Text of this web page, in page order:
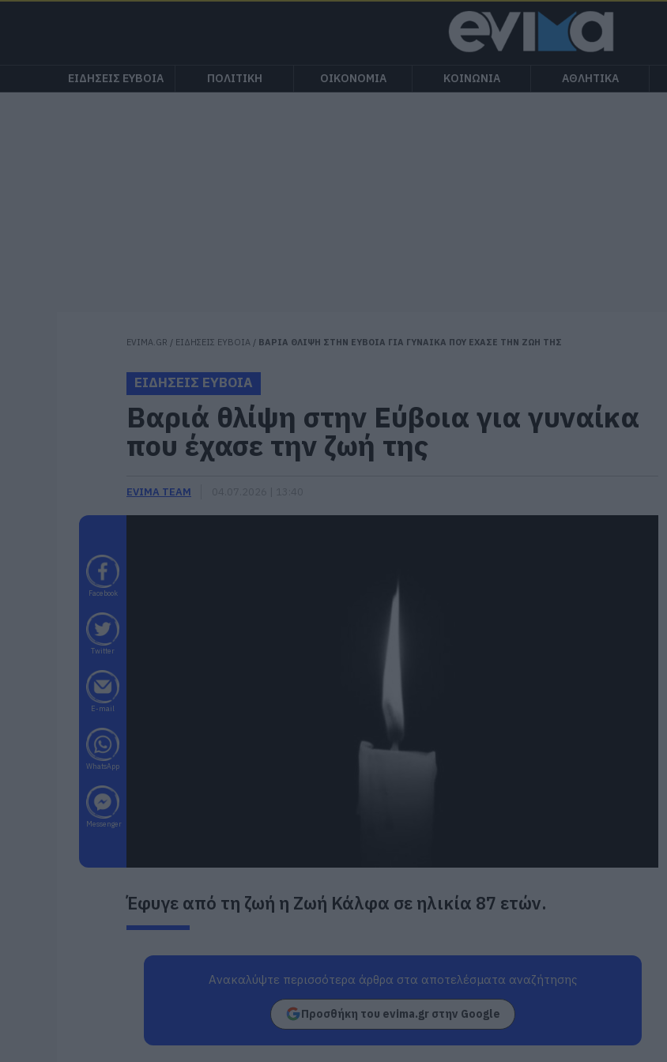
ΕΙΔΗΣΕΙΣ ΕΥΒΟΙΑ ΠΟΛΙΤΙΚΗ ΟΙΚΟΝΟΜΙΑ ΚΟΙΝΩΝΙΑ ΑΘΛΗΤΙΚΑ
EVIMA.GR / ΕΙΔΗΣΕΙΣ ΕΥΒΟΙΑ / ΒΑΡΙΑ ΘΛΙΨΗ ΣΤΗΝ ΕΥΒΟΙΑ ΓΙΑ ΓΥΝΑΙΚΑ ΠΟΥ ΕΧΑΣΕ ΤΗΝ ΖΩΗ ΤΗΣ
ΕΙΔΗΣΕΙΣ ΕΥΒΟΙΑ
Βαριά θλίψη στην Εύβοια για γυναίκα
που έχασε την ζωή της
EVIMA TEAM
Facebook
Twitter
E-mail
WhatsApp
Messenger
Έφυγε από τη ζωή η Ζωή Κάλφα σε ηλικία 87 ετών.
Ανακαλύψτε περισσότερα άρθρα στα αποτελέσματα αναζήτησης
Προσθήκη του evima.gr στην Google